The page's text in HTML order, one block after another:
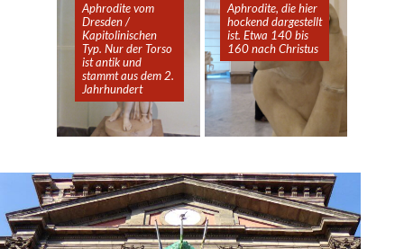
Aphrodite vom
Dresden /
Kapitolinischen
Typ. Nur der Torso
ist antik und
stammt aus dem 2.
Jahrhundert
Aphrodite, die hier
hockend dargestellt
ist. Etwa 140 bis
160 nach Christus